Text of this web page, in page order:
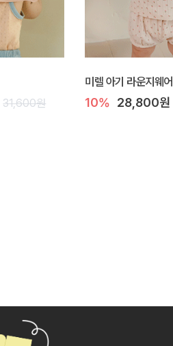
31,600원
미렐 아기 라운지웨어
10% 28,800원